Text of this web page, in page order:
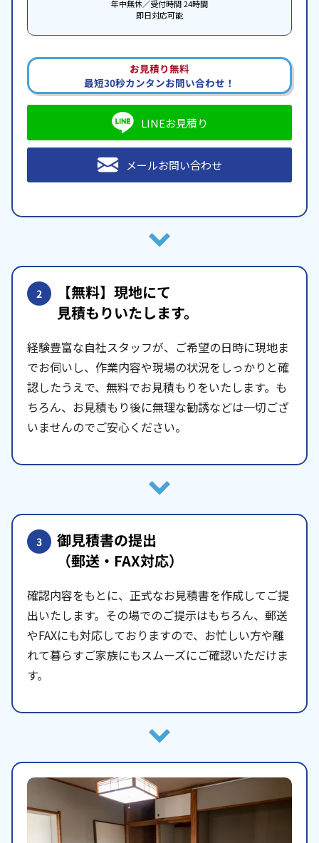
年中無休／受付時間 24時間
即日対応可能
お見積り無料
最短30秒カンタンお問い合わせ！
LINEお見積り
メールお問い合わせ
2 【無料】現地にて
見積もりいたします。
経験豊富な自社スタッフが、ご希望の日時に現地ま
でお伺いし、作業内容や現場の状況をしっかりと確
認したうえで、無料でお見積もりをいたします。も
ちろん、お見積もり後に無理な勧誘などは一切ござ
いませんのでご安心ください。
3 御見積書の提出
（郵送・FAX対応）
確認内容をもとに、正式なお見積書を作成してご提
出いたします。その場でのご提示はもちろん、郵送
やFAXにも対応しておりますので、お忙しい方や離
れて暮らすご家族にもスムーズにご確認いただけま
す。